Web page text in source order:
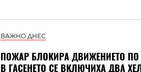
ВАЖНО ДНЕС
ПОЖАР БЛОКИРА ДВИЖЕНИЕТО ПО
В ГАСЕНЕТО СЕ ВКЛЮЧИХА ДВА